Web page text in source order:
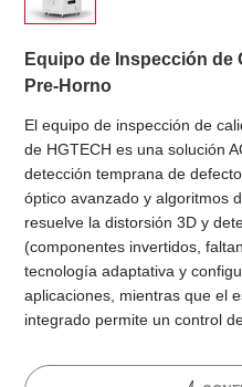
Equipo de Inspección de
Pre-Horno
El equipo de inspección de
de HGTECH es una solución
detección temprana de
óptico avanzado y algoritmos
resuelve la distorsión 3D y
(componentes invertidos,
tecnología adaptativa y
aplicaciones, mientras que el
integrado permite un control